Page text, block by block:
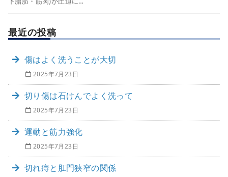
最近の投稿
傷はよく洗うことが大切
2025年7月23日
切り傷は石けんでよく洗って
2025年7月23日
運動と筋力強化
2025年7月23日
切れ痔と肛門狭窄の関係